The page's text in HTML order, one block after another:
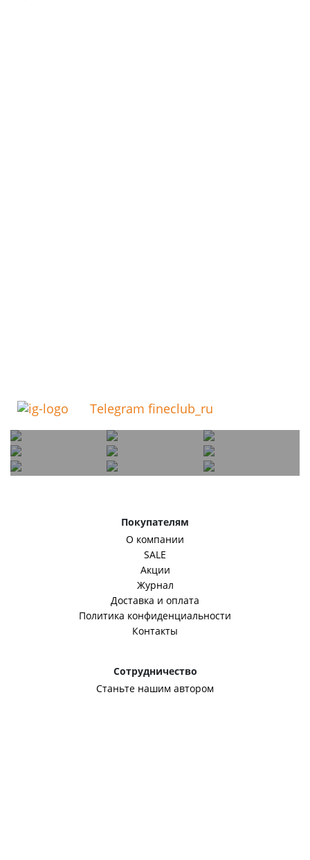
Telegram fineclub_ru
Покупателям
О компании
SALE
Акции
Журнал
Доставка и оплата
Политика конфиденциальности
Контакты
Сотрудничество
Станьте нашим автором